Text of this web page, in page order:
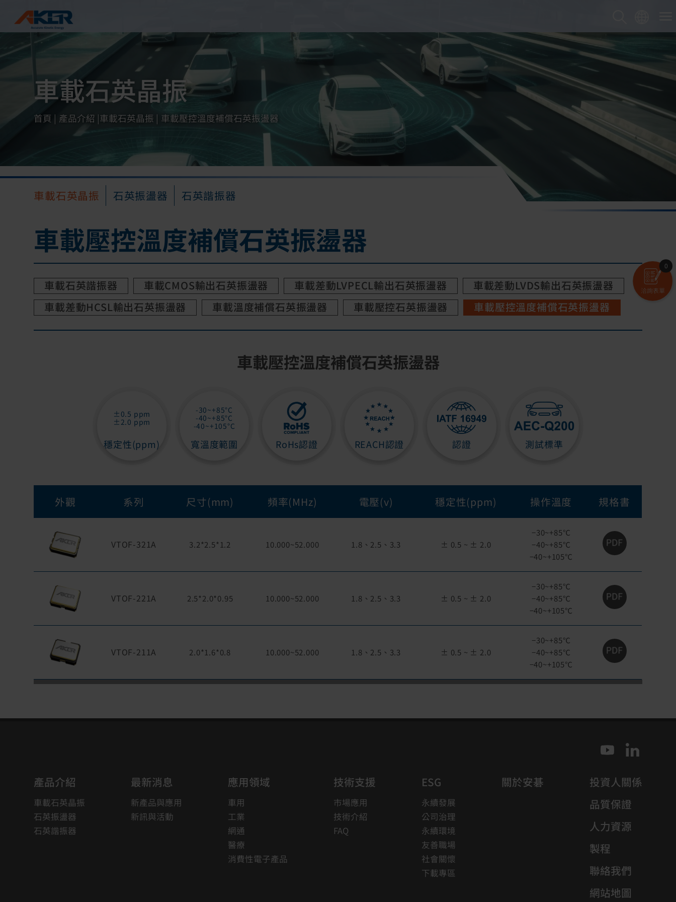
0
洽詢表單
車載石英晶振
首頁 產品介紹 車載石英晶振 車載壓控溫度補償石英振盪器
車載石英晶振 石英振盪器 石英諧振器
車載壓控溫度補償石英振盪器
車載石英諧振器 車載CMOS輸出石英振盪器 車載差動LVPECL輸出石英振盪器
車載差動LVDS輸出石英振盪器
車載差動HCSL輸出石英振盪器
車載溫度補償石英振盪器 車載壓控石英振盪器 車載壓控溫度補償石英振盪器
車載壓控溫度補償石英振盪器
±0.5 ppm
±2.0 ppm
穩定性(ppm)
-30~+85°C
-40~+85°C
-40~+105°C
寬溫度範圍 RoHs認證 REACH認證 認證 測試標準
外觀 系列 尺寸(mm) 頻率(MHz) 電壓(v) 穩定性(ppm) 操作溫度 規格書
VTOF-321A 3.2*2.5*1.2 10.000~52.000 1.8、2.5、3.3 ± 0.5 ~ ± 2.0
−30~+85℃
−40~+85℃
−40~+105℃
VTOF-221A 2.5*2.0*0.95 10.000~52.000 1.8、2.5、3.3 ± 0.5 ~ ± 2.0
−30~+85℃
−40~+85℃
−40~+105℃
VTOF-211A 2.0*1.6*0.8 10.000~52.000 1.8、2.5、3.3 ± 0.5 ~ ± 2.0
−30~+85℃
−40~+85℃
−40~+105℃
產品介紹
車載石英晶振
石英振盪器
石英諧振器
最新消息
新產品與應用
新訊與活動
應用領域
車用
工業
網通
醫療
消費性電子產品
技術支援
市場應用
技術介紹
FAQ
ESG
永續發展
公司治理
永續環境
友善職場
社會關懷
下載專區
關於安碁
投資人關係
品質保證
人力資源
製程
聯絡我們
網站地圖
Cookie管理面板